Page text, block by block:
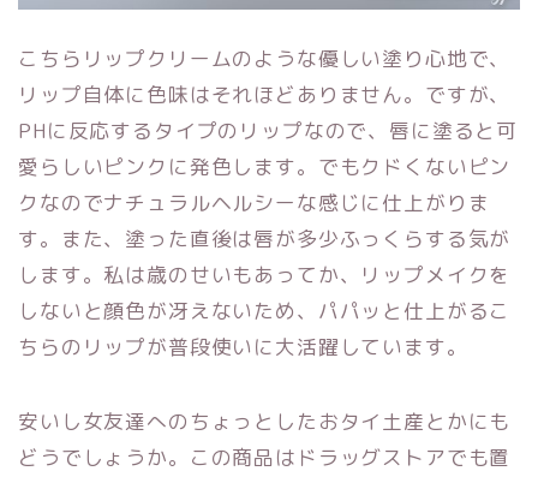
こちらリップクリームのような優しい塗り心地で、
リップ自体に色味はそれほどありません。ですが、
PHに反応するタイプのリップなので、唇に塗ると可
愛らしいピンクに発色します。でもクドくないピン
クなのでナチュラルヘルシーな感じに仕上がりま
す。また、塗った直後は唇が多少ふっくらする気が
します。私は歳のせいもあってか、リップメイクを
しないと顔色が冴えないため、パパッと仕上がるこ
ちらのリップが普段使いに大活躍しています。
安いし女友達へのちょっとしたおタイ土産とかにも
どうでしょうか。この商品はドラッグストアでも置